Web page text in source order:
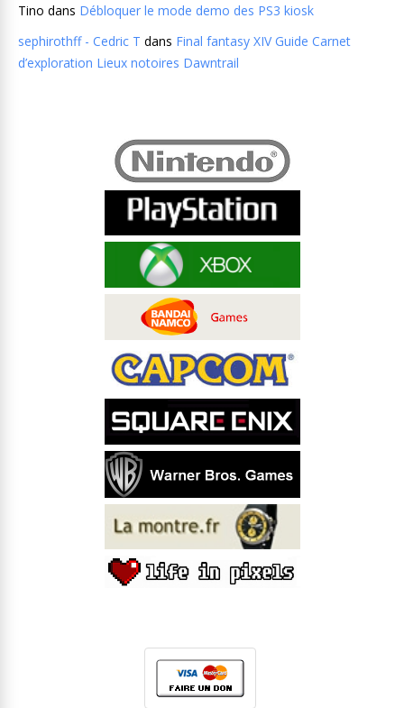
Tino dans Débloquer le mode demo des PS3 kiosk
sephirothff - Cedric T dans Final fantasy XIV Guide Carnet
d’exploration Lieux notoires Dawntrail